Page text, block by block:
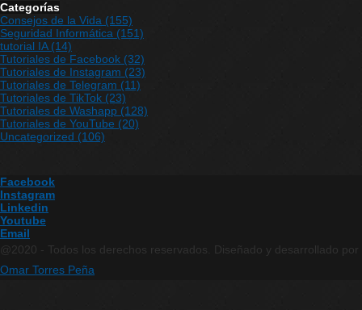
Categorías
Consejos de la Vida (155)
Seguridad Informática (151)
tutorial IA (14)
Tutoriales de Facebook (32)
Tutoriales de Instagram (23)
Tutoriales de Telegram (11)
Tutoriales de TikTok (23)
Tutoriales de Washapp (128)
Tutoriales de YouTube (20)
Uncategorized (106)
Facebook
Instagram
Linkedin
Youtube
Email
@2020 - Todos los derechos reservados. Diseñado y desarrollado por
Omar Torres Peña